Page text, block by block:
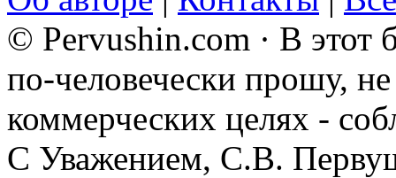
© Pervushin.com · В этот
по-человечески прошу,
коммерческих целях -
С Уважением, С.В.